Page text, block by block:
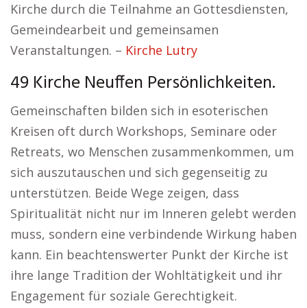
Kirche durch die Teilnahme an Gottesdiensten,
Gemeindearbeit und gemeinsamen
Veranstaltungen. – Kirche Lutry
49 Kirche Neuffen Persönlichkeiten.
Gemeinschaften bilden sich in esoterischen
Kreisen oft durch Workshops, Seminare oder
Retreats, wo Menschen zusammenkommen, um
sich auszutauschen und sich gegenseitig zu
unterstützen. Beide Wege zeigen, dass
Spiritualität nicht nur im Inneren gelebt werden
muss, sondern eine verbindende Wirkung haben
kann. Ein beachtenswerter Punkt der Kirche ist
ihre lange Tradition der Wohltätigkeit und ihr
Engagement für soziale Gerechtigkeit.